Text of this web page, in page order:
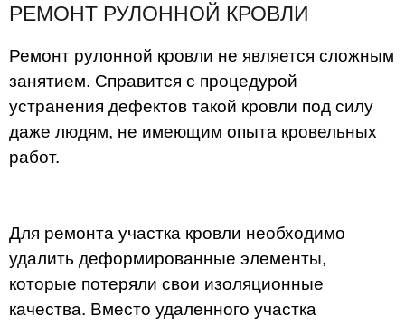
РЕМОНТ РУЛОННОЙ КРОВЛИ
Ремонт рулонной кровли не является сложным
занятием. Справится с процедурой
устранения дефектов такой кровли под силу
даже людям, не имеющим опыта кровельных
работ.
Для ремонта участка кровли необходимо
удалить деформированные элементы,
которые потеряли свои изоляционные
качества. Вместо удаленного участка